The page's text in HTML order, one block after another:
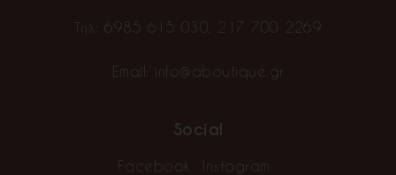
Τηλ: 6985 615 030 217 700 2269
Email: info@aboutique.gr
Social
Facebook Instagram